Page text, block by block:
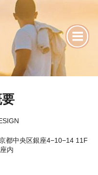
都中央区銀座4−10−14 11F
内